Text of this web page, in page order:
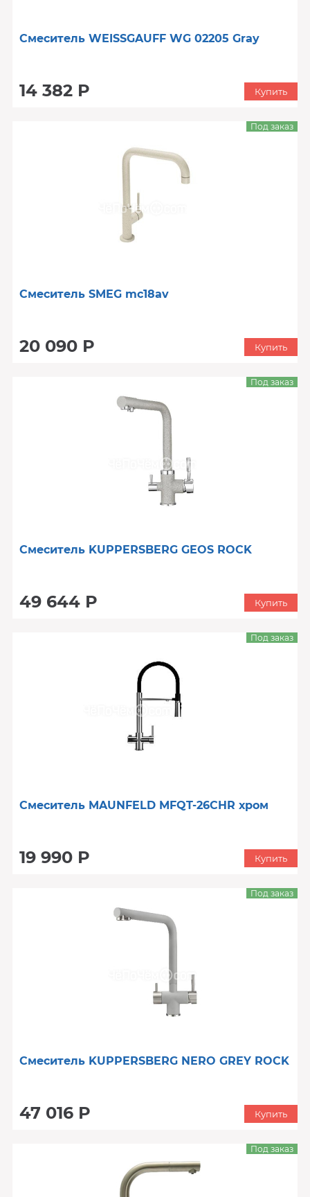
Смеситель WEISSGAUFF WG 02205 Gray
14 382 Р Купить
Смеситель SMEG mc18av
20 090 Р
Под заказ
Купить
Смеситель KUPPERSBERG GEOS ROCK
49 644 Р
Под заказ
Купить
Смеситель MAUNFELD MFQT-26CHR хром
19 990 Р
Под заказ
Купить
Смеситель KUPPERSBERG NERO GREY ROCK
47 016 Р
Под заказ
Купить
Под заказ